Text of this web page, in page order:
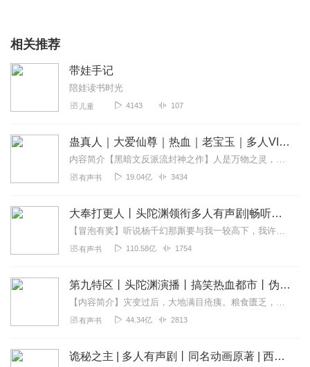
相关推荐
带娃手记
陪娃读书时光
儿童 4143 107
蛊真人｜大爱仙尊｜热血｜老宝玉｜多人VIP免费有声剧
内容简介【黑暗文反派流封神之作】人是万物之灵，蛊是天地真精。一个穿越者不断重生的故事。一个养蛊、炼蛊、用蛊的奇特世界。配音组（男角色）老宝玉旁白...
有声书 19.04亿 3434
大奉打更人丨头陀渊领衔多人有声剧|畅听全集|王鹤棣、田曦薇主演影视剧原著|卖报小郎君
【冒泡有奖】听说杨千幻那厮要与我一较高下，我许七安要开始装叉了！快进入声音播放页戳下方输入框，冒个泡偷偷告诉我，我要用哪些诗词才能胜过他？说得好的，有赏！202...
有声书 110.58亿 1754
第九特区丨头陀渊演播丨搞笑热血都市丨伪戒丨VIP免费多人有声剧
【内容简介】灾变过后，大地满目疮痍。粮食匮乏，资源紧俏，局势混乱……一位从待规划区杀出来的青年，背对着漫天黄沙，孤身来到九区谋生，却不曾想偶然结识三五好友，一念...
有声书 44.34亿 2813
诡秘之主 | 多人有声剧丨同名动画原著 | 西幻克苏鲁 | 乌贼作品